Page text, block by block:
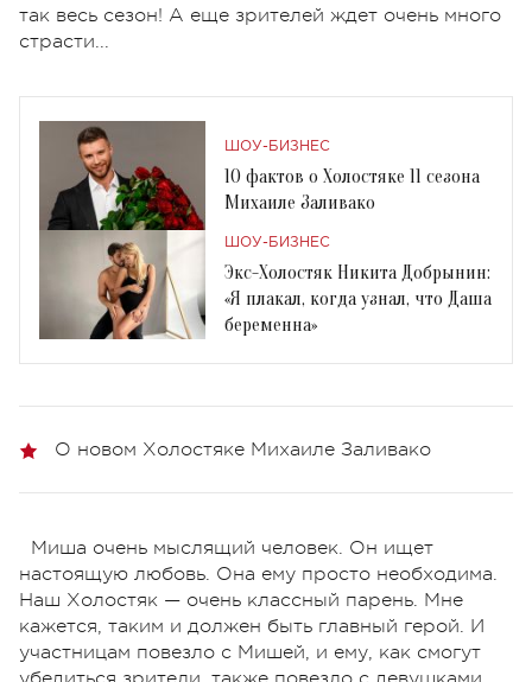
так весь сезон! А еще зрителей ждет очень много
страсти...
ШОУ-БИЗНЕС
10 фактов о Холостяке 11 сезона
Михаиле Заливако
ШОУ-БИЗНЕС
Экс-Холостяк Никита Добрынин:
«Я плакал, когда узнал, что Даша
беременна»
О новом Холостяке Михаиле Заливако
Миша очень мыслящий человек. Он ищет
настоящую любовь. Она ему просто необходима.
Наш Холостяк — очень классный парень. Мне
кажется, таким и должен быть главный герой. И
участницам повезло с Мишей, и ему, как смогут